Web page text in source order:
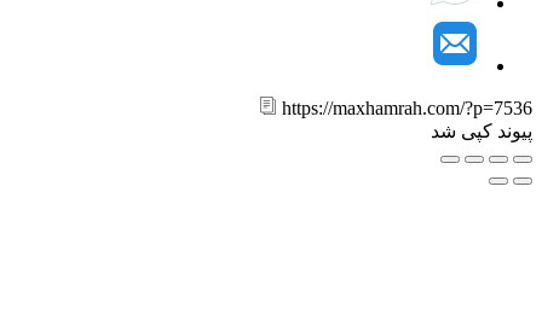
https://maxhamrah.com/
کپی شد